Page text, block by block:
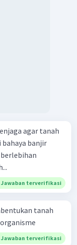
Jawaban terverifikasi
tanah
adalah .... batuan induk iklim topografi organisme
Jawaban terverifikasi